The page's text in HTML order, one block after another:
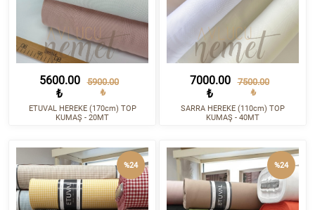
5600.00
₺
5900.00
₺
ETUVAL HEREKE (170cm) TOP
KUMAŞ - 20MT
7000.00
₺
7500.00
₺
SARRA HEREKE (110cm) TOP
KUMAŞ - 40MT
%24 %24